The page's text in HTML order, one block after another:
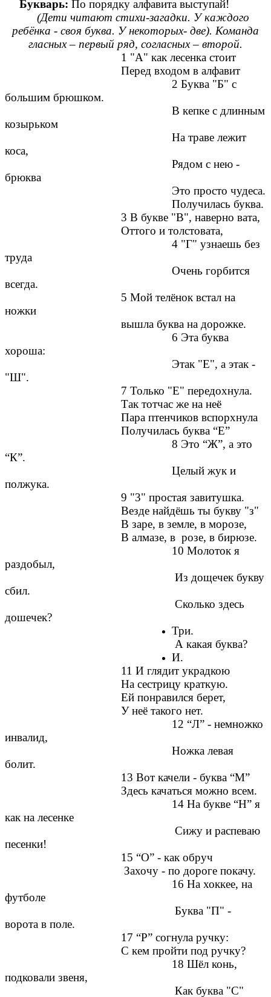
Букварь: По порядку алфавита выступай!
(Дети читают стихи-загадки. У каждого
ребёнка - своя буква. У некоторых- две). Команда
гласных – первый ряд, согласных – второй.
1 "А" как лесенка стоит
Перед входом в алфавит
2 Буква "Б" с
большим брюшком.
В кепке с длинным
козырьком
На траве лежит
коса,
Рядом с нею -
брюква
Это просто чудеса.
Получилась буква.
3 В букве "В", наверно вата,
Оттого и толстовата,
4 "Г" узнаешь без
труда
Очень горбится
всегда.
5 Мой телёнок встал на
ножки
вышла буква на дорожке.
6 Эта буква
хороша:
Этак "Е", а этак -
"Ш".
7 Только "Е" передохнула.
Так тотчас же на неё
Пара птенчиков вспорхнула
Получилась буква “Е”
8 Это “Ж”, а это
“К”.
Целый жук и
полжука.
9 "3" простая завитушка.
Везде найдёшь ты букву "з"
В заре, в земле, в морозе,
В алмазе, в розе, в бирюзе.
10 Молоток я
раздобыл,
Из дощечек букву
сбил.
Сколько здесь
дошечек?
Три.
А какая буква?
И.
11 И глядит украдкою
На сестрицу краткую.
Ей понравился берет,
У неё такого нет.
12 “Л” - немножко
инвалид,
Ножка левая
болит.
13 Вот качели - буква “М”
Здесь качаться можно всем.
14 На букве “Н” я
как на лесенке
Сижу и распеваю
песенки!
15 “О” - как обруч
Захочу - по дороге покачу.
16 На хоккее, на
футболе
Буква "П" -
ворота в поле.
17 “Р” согнула ручку:
С кем пройти под ручку?
18 Шёл конь,
подковали звеня,
Как буква "С"